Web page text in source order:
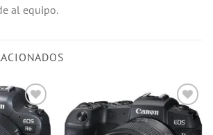
al equipo.